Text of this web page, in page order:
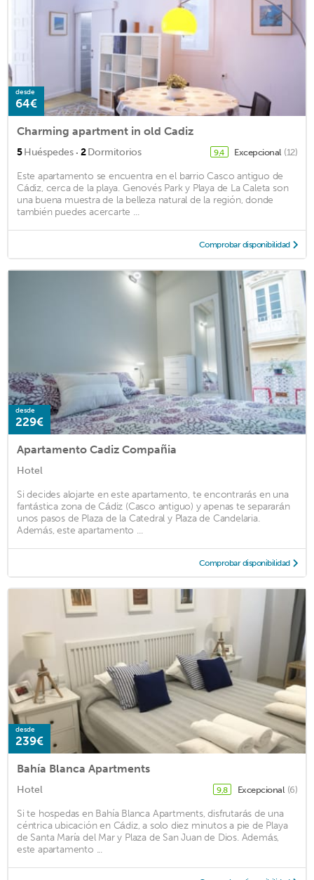
desde
64€
Charming apartment in old Cadiz
5Huéspedes · 2Dormitorios 9,4 Excepcional (12)
Este apartamento se encuentra en el barrio Casco antiguo de
Cádiz, cerca de la playa. Genovés Park y Playa de La Caleta son
una buena muestra de la belleza natural de la región, donde
también puedes acercarte ...
Comprobar disponibilidad
desde
229€
Apartamento Cadiz Compañia
Hotel
Si decides alojarte en este apartamento, te encontrarás en una
fantástica zona de Cádiz (Casco antiguo) y apenas te separarán
unos pasos de Plaza de la Catedral y Plaza de Candelaria.
Además, este apartamento ...
Comprobar disponibilidad
desde
239€
Bahía Blanca Apartments
Hotel 9,8 Excepcional (6)
Si te hospedas en Bahía Blanca Apartments, disfrutarás de una
céntrica ubicación en Cádiz, a solo diez minutos a pie de Playa
de Santa María del Mar y Plaza de San Juan de Dios. Además,
este apartamento ...